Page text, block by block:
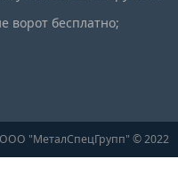
ворот бесплатно;
ООО "МеталСпецГрупп" © 2022